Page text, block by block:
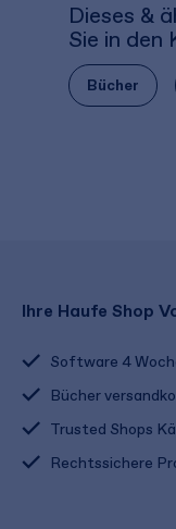
Dieses &
Sie in den
Bücher
Ihre Haufe Shop
Software 4
Bücher
Trusted Shops
Rechtssichere